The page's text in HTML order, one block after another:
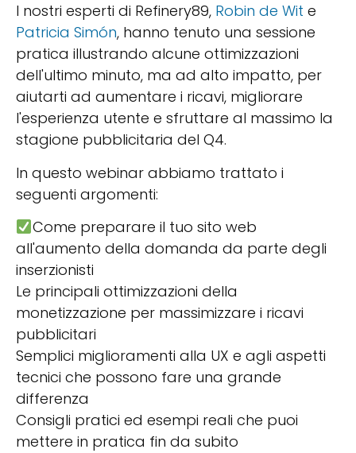
I nostri esperti di Refinery89, Robin de Wit e
Patricia Simón, hanno tenuto una sessione
pratica illustrando alcune ottimizzazioni
dell'ultimo minuto, ma ad alto impatto, per
aiutarti ad aumentare i ricavi, migliorare
l'esperienza utente e sfruttare al massimo la
stagione pubblicitaria del Q4.
In questo webinar abbiamo trattato i
seguenti argomenti:
Come preparare il tuo sito web
all'aumento della domanda da parte degli
inserzionisti
Le principali ottimizzazioni della
monetizzazione per massimizzare i ricavi
pubblicitari
Semplici miglioramenti alla UX e agli aspetti
tecnici che possono fare una grande
differenza
Consigli pratici ed esempi reali che puoi
mettere in pratica fin da subito